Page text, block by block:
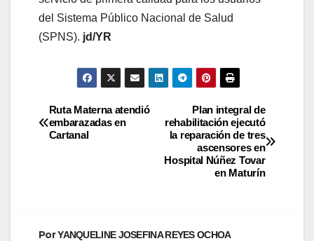
del Sistema Público Nacional de Salud
(SPNS). jd/YR
Plan integral de
rehabilitación ejecutó
la reparación de tres
ascensores en
Hospital Núñez Tovar
en Maturín
Ruta Materna atendió
embarazadas en
Cartanal
PorYANQUELINE JOSEFINA REYES OCHOA